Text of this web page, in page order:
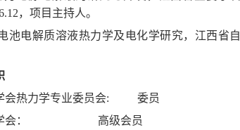
，项目主持人。
池电解质溶液热力学及电化学研究，江西
会热力学专业委员会: 委员
学会： 高级会员